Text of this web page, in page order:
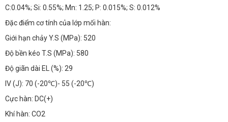
C:0.04%; Si: 0.55%; Mn: 1.25; P: 0.015%; S: 0.012%
Đặc điểm cơ tính của lớp mối hàn:
Giới hạn chảy Y.S (MPa): 520
Độ bền kéo T.S (MPa): 580
Độ giãn dài EL (%): 29
IV (J): 70 (-20℃)- 55 (-20℃)
Cực hàn: DC(+)
Khí hàn: CO2